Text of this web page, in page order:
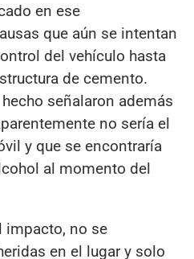
en ese
que aún se intentan
del vehículo hasta
de cemento.
señalaron además
no sería el
y que se encontraría
al momento del
impacto, no se
en el lugar y solo